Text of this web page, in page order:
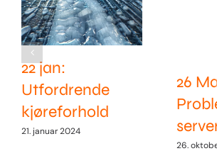
22 jan:
Utfordrende
kjøreforhold
21. januar 2024
26
26.